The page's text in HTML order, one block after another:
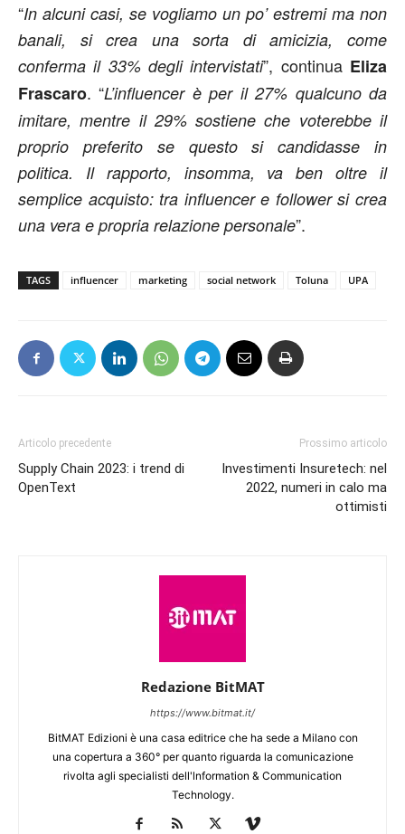
“In alcuni casi, se vogliamo un po’ estremi ma non
banali, si crea una sorta di amicizia, come
conferma il 33% degli intervistati”, continua Eliza
Frascaro. “L’influencer è per il 27% qualcuno da
imitare, mentre il 29% sostiene che voterebbe il
proprio preferito se questo si candidasse in
politica. Il rapporto, insomma, va ben oltre il
semplice acquisto: tra influencer e follower si crea
una vera e propria relazione personale”.
TAGS influencer marketing social network Toluna UPA
Articolo precedente
Supply Chain 2023: i trend di
OpenText
Prossimo articolo
Investimenti Insuretech: nel
2022, numeri in calo ma
ottimisti
Redazione BitMAT
https://www.bitmat.it/
BitMAT Edizioni è una casa editrice che ha sede a Milano con
una copertura a 360° per quanto riguarda la comunicazione
rivolta agli specialisti dell'lnformation & Communication
Technology.